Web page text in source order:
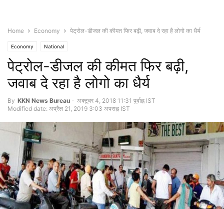
Home Economy पेट्रोल-डीजल की कीमत फिर बढ़ी, जवाब दे रहा है लोगो का धैर्य
Economy National
पेट्रोल-डीजल की कीमत फिर बढ़ी,
जवाब दे रहा है लोगो का धैर्य
By KKN News Bureau - अक्टूबर 4, 2018 11:31 पूर्वाह्न IST
Modified date: अप्रैल 21, 2019 3:03 अपराह्न IST